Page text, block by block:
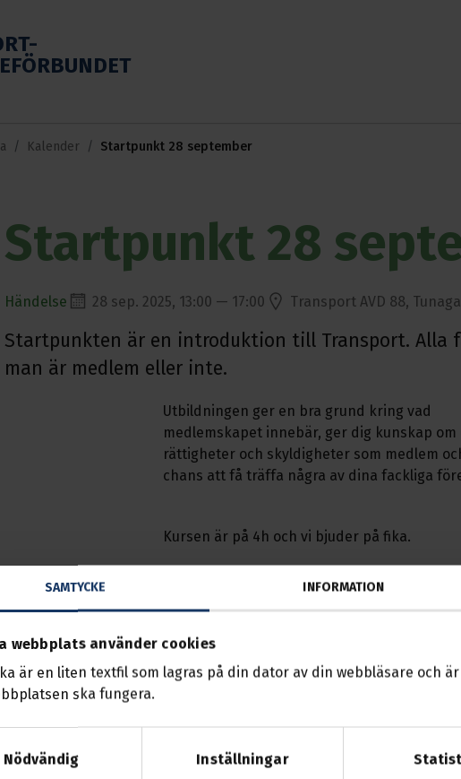
SAMTYCKE INFORMATION
webbplats använder cookies
är en liten textfil som lagras på din dator av din webbläsare och
ska fungera.
Nödvändig
Inställningar
Kalender Startpunkt 28 september
Startpunkt 28
Händelse 28 sep. 2025, 13:00 — 17:00 Transport AVD 88,
Startpunkten är en introduktion till Transport. Alla
man är medlem eller inte.
Utbildningen ger en bra grund kring vad
medlemskapet innebär, ger dig kunskap om
rättigheter och skyldigheter som medlem
chans att få träffa några av dina fackliga
Kursen är på 4h och vi bjuder på fika.
Plats: Transport AVD 88, Tunagatan 20,
Ledighet: Är man inte ledig från arbete så
ledigt enligt studieledighetslagen för fackliga
Söker man i god tid får arbetsgivaren inte
Ersättning: Medlemmar får milersättning om
mer än 20km enkel resa.